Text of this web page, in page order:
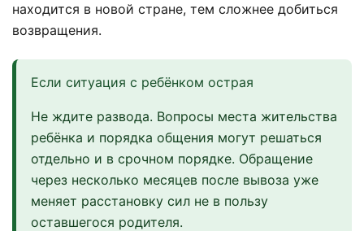
находится в новой стране, тем сложнее добиться
возвращения.
Если ситуация с ребёнком острая
Не ждите развода. Вопросы места жительства
ребёнка и порядка общения могут решаться
отдельно и в срочном порядке. Обращение
через несколько месяцев после вывоза уже
меняет расстановку сил не в пользу
оставшегося родителя.